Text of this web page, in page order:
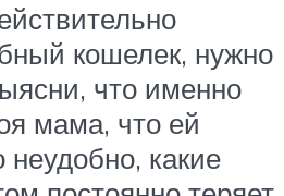
кошелек, нужно
что именно
мама, что ей
неудобно, какие